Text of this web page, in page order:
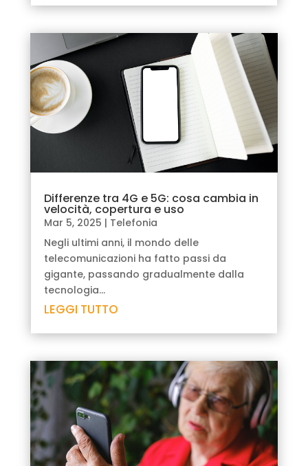
Differenze tra 4G e 5G: cosa cambia in
velocità, copertura e uso
Mar 5, 2025 | Telefonia
Negli ultimi anni, il mondo delle
telecomunicazioni ha fatto passi da
gigante, passando gradualmente dalla
tecnologia...
LEGGI TUTTO